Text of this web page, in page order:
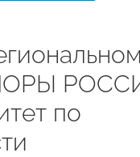
по